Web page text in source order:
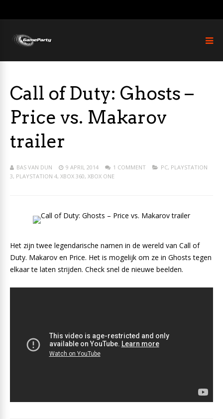
Call of Duty: Ghosts –
Price vs. Makarov
trailer
BAS VAN DUN 9 APRIL 2014 1 COMMENT PC, PLAYSTATION
3, PLAYSTATION 4, XBOX 360, XBOX ONE
Het zijn twee legendarische namen in de wereld van Call of
Duty. Makarov en Price. Het is mogelijk om ze in Ghosts tegen
elkaar te laten strijden. Check snel de nieuwe beelden.